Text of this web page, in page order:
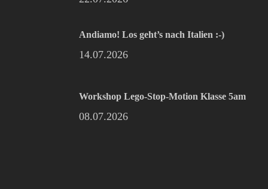
Andiamo! Los geht’s nach Italien :-)
14.07.2026
Workshop Lego-Stop-Motion Klasse 5am
08.07.2026